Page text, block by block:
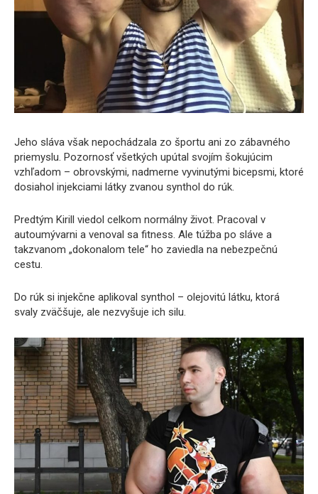
Jeho sláva však nepochádzala zo športu ani zo zábavného
priemyslu. Pozornosť všetkých upútal svojím šokujúcim
vzhľadom – obrovskými, nadmerne vyvinutými bicepsmi, ktoré
dosiahol injekciami látky zvanou synthol do rúk.
Predtým Kirill viedol celkom normálny život. Pracoval v
autoumývarni a venoval sa fitness. Ale túžba po sláve a
takzvanom „dokonalom tele“ ho zaviedla na nebezpečnú
cestu.
Do rúk si injekčne aplikoval synthol – olejovitú látku, ktorá
svaly zväčšuje, ale nezvyšuje ich silu.